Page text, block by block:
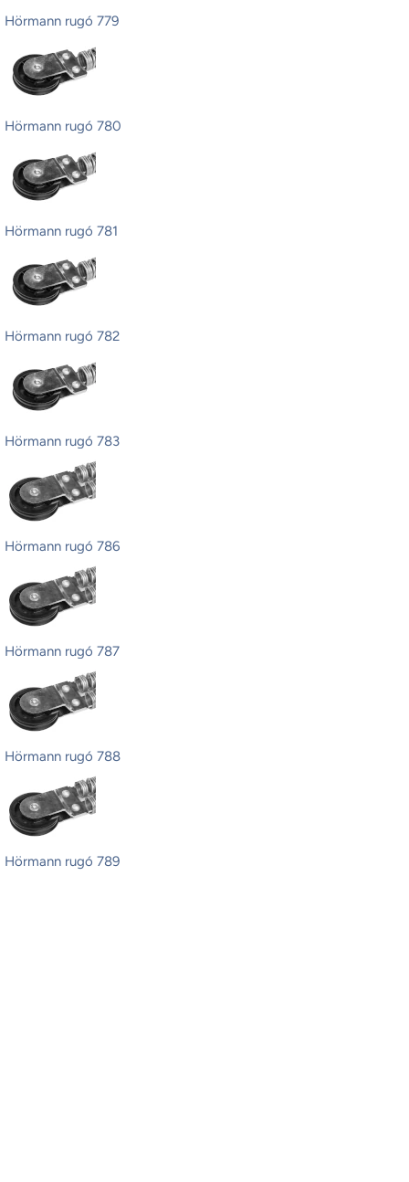
Hörmann rugó 779
Hörmann rugó 780
Hörmann rugó 781
Hörmann rugó 782
Hörmann rugó 783
Hörmann rugó 786
Hörmann rugó 787
Hörmann rugó 788
Hörmann rugó 789